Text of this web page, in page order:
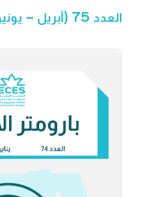
العدد 75 (أبريل – يونيو 2025)